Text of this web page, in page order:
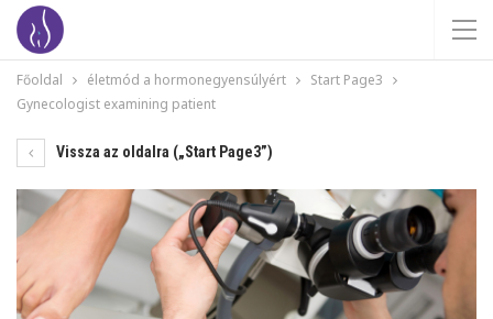
Főoldal életmód a hormonegyensúlyért
Start Page3
Gynecologist examining patient
Vissza az oldalra („Start Page3”)